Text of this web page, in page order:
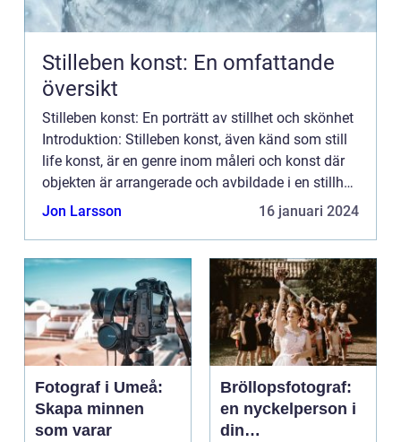
Stilleben konst: En omfattande
översikt
Stilleben konst: En porträtt av stillhet och skönhet
Introduktion: Stilleben konst, även känd som still
life konst, är en genre inom måleri och konst där
objekten är arrangerade och avbildade i en stillhet
och förevigas på duken. Det är ett uttryck f...
Jon Larsson 16 januari 2024
Fotograf i Umeå:
Skapa minnen
som varar
Bröllopsfotograf:
en nyckelperson i
din